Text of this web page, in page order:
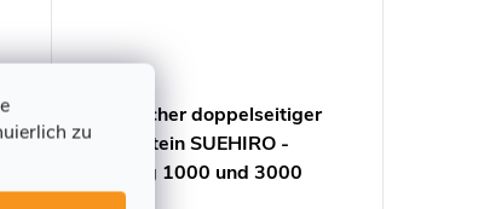
zu
Japanischer doppelseitiger
Schleifstein SUEHIRO -
Körnung 1000 und 3000